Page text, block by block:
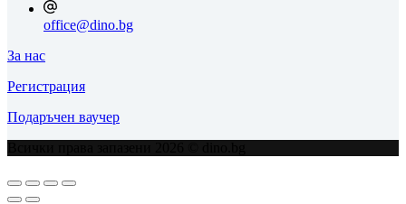
office@dino.bg
За нас
Регистрация
Подаръчен ваучер